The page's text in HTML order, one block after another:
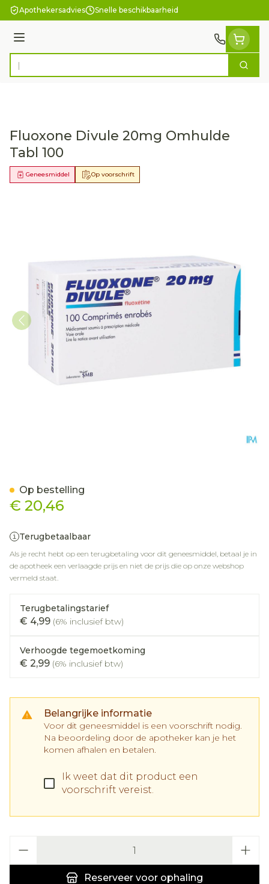
Ga naar de inhoud
Apothekersadvies Snelle beschikbaarheid
Menu
Product, merk, categorie... Zoek
Fluoxone Divule 20mg Omhulde
Tabl 100
Op voorschrift
Geneesmiddel
€ 20,46
Terugbetaalbaar
Als je recht hebt op een terugbetaling voor dit geneesmiddel, betaal je in
de apotheek een verlaagde prijs en niet de prijs die op onze webshop
vermeld staat.
Terugbetalingstarief
€ 4,99 (6% inclusief btw)
Verhoogde tegemoetkoming
€ 2,99 (6% inclusief btw)
Belangrijke informatie
Voor dit geneesmiddel is een voorschrift nodig.
Na beoordeling door de apotheker kan je het
komen afhalen en betalen.
Ik weet dat dit product een
voorschrift vereist.
Reserveer voor ophaling
Op bestelling